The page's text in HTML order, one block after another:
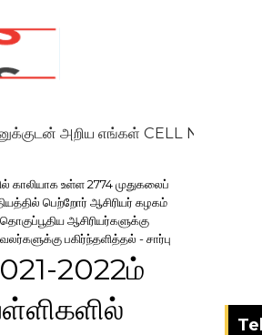
எங்கள் CELL NO:
காலியாக உள்ள 2774 முதுகலைப்
பெற்றோர் ஆசிரியர் கழகம்
ஆசிரியர்களுக்கு
பகிர்ந்தளித்தல் - சார்பு
2022ம்